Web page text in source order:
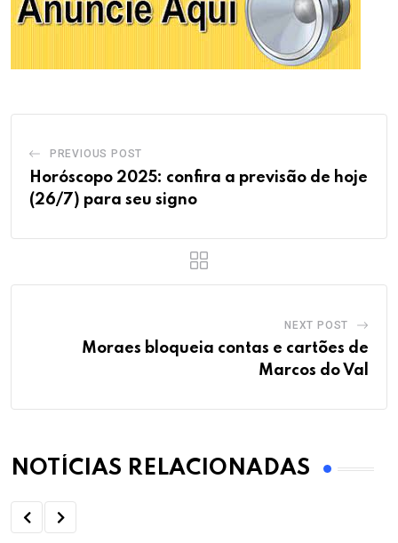
PREVIOUS POST
Horóscopo 2025: confira a previsão de hoje
(26/7) para seu signo
NEXT POST
Moraes bloqueia contas e cartões de
Marcos do Val
NOTÍCIAS RELACIONADAS